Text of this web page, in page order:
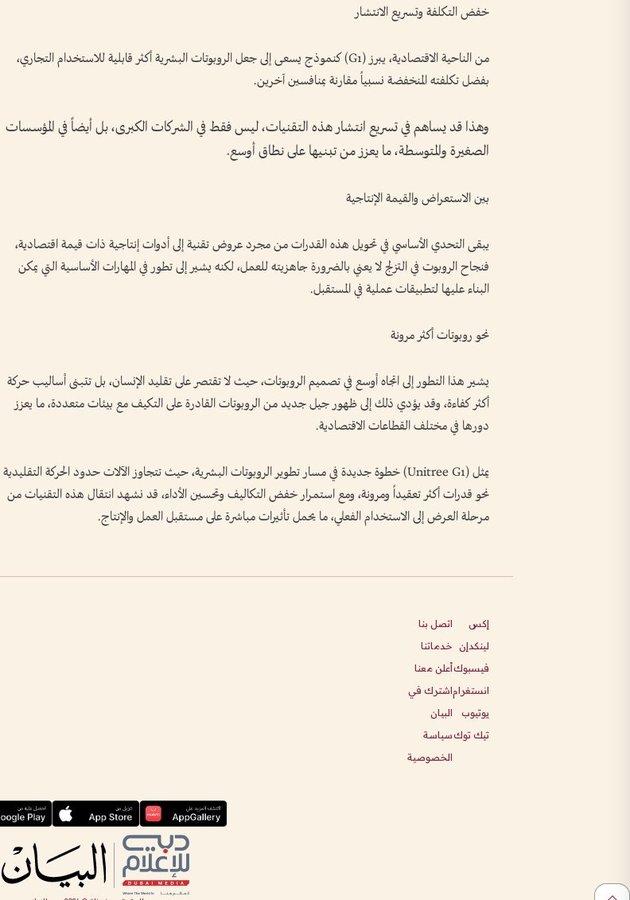
خفض التكلفة وتسريع الانتشار
من الناحية الاقتصادية، يبرز (G1) كنموذج يسعى إلى جعل الروبوتات البشرية أكثر قابلية للاستخدام التجاري،
بفضل تكلفته المنخفضة نسبياً مقارنة بمنافسين آخرين.
وهذا قد يساهم في تسريع انتشار هذه التقنيات، ليس فقط في الشركات الكبرى، بل أيضاً في المؤسسات
الصغيرة والمتوسطة، ما يعزز من تبنيها على نطاق أوسع.
بين الاستعراض والقيمة الإنتاجية
يبقى التحدي الأساسي في تحويل هذه القدرات من مجرد عروض تقنية إلى أدوات إنتاجية ذات قيمة اقتصادية،
فنجاح الروبوت في التزلج لا يعني بالضرورة جاهزيته للعمل، لكنه يشير إلى تطور في المهارات الأساسية التي يمكن
البناء عليها لتطبيقات عملية في المستقبل.
نحو روبوتات أكثر مرونة
يشير هذا التطور إلى اتجاه أوسع في تصميم الروبوتات، حيث لا تقتصر على تقليد الإنسان، بل تتبنى أساليب حركة
أكثر كفاءة، وقد يؤدي ذلك إلى ظهور جيل جديد من الروبوتات القادرة على التكيف مع بيئات متعددة، ما يعزز
دورها في مختلف القطاعات الاقتصادية.
يمثل (Unitree G1) خطوة جديدة في مسار تطوير الروبوتات البشرية، حيث تتجاوز الآلات حدود الحركة التقليدية
نحو قدرات أكثر تعقيداً ومرونة، ومع استمرار خفض التكاليف وتحسين الأداء، قد نشهد انتقال هذه التقنيات من
مرحلة العرض إلى الاستخدام الفعلي، ما يحمل تأثيرات مباشرة على مستقبل العمل والإنتاج.
إكس
لينكدإن
فيسبوك
انستغرام
يوتيوب
تيك توك
اتصل بنا
خدماتنا
أعلن معنا
اشترك في
البيان
سياسة
الخصوصية